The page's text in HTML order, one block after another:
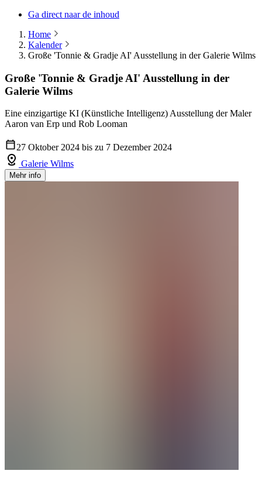
Ga direct naar de inhoud
Home
Kalender
Große 'Tonnie & Gradje AI' Ausstellung in der Galerie Wilms
Große 'Tonnie & Gradje AI' Ausstellung in der
Galerie Wilms
Eine einzigartige KI (Künstliche Intelligenz) Ausstellung der Maler
Aaron van Erp und Rob Looman
27 Oktober 2024 bis zu 7 Dezember 2024
Galerie Wilms
Mehr info